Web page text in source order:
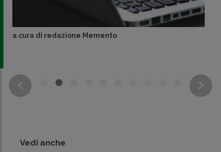
a cura di redazione Memento
Vedi anche